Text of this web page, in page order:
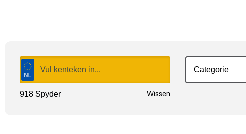
918 Spyder Wissen
Categorie